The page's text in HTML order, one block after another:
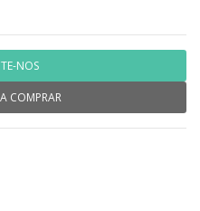
NOS
COMPRAR